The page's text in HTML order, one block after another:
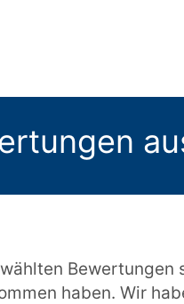
Bewertungen
haben. Wir